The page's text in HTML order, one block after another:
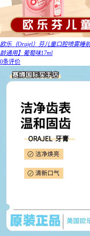
欧乐（Orajel）芬儿童口腔喷雾睡
龄通用】葡萄味17ml
0条评价